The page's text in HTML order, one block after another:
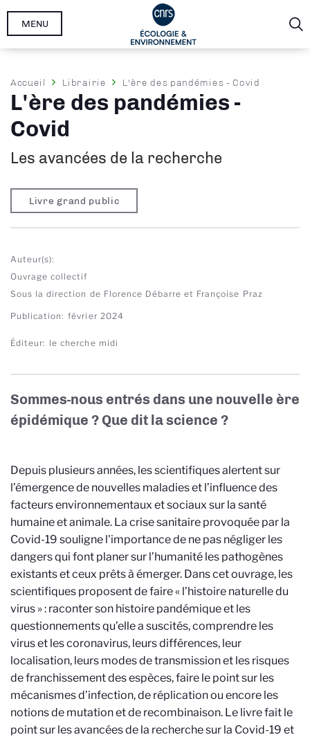
Aller
MENU
Fil
d'Ariane
Accueil Librairie L'ère des pandémies - Covid
L'ère des pandémies -
Covid
Les avancées de la recherche
Livre grand public
Auteur(s)
Ouvrage collectif
Sous la direction de Florence Débarre et Françoise Praz
Publication février 2024
Éditeur le cherche midi
Sommes-nous entrés dans une nouvelle ère
épidémique ? Que dit la science ?
Depuis plusieurs années, les scientifiques alertent sur
l’émergence de nouvelles maladies et l’influence des
facteurs environnementaux et sociaux sur la santé
humaine et animale. La crise sanitaire provoquée par la
Covid-19 souligne l'importance de ne pas négliger les
dangers qui font planer sur l’humanité les pathogènes
existants et ceux prêts à émerger. Dans cet ouvrage, les
scientifiques proposent de faire « l’histoire naturelle du
virus » : raconter son histoire pandémique et les
questionnements qu’elle a suscités, comprendre les
virus et les coronavirus, leurs différences, leur
localisation, leurs modes de transmission et les risques
de franchissement des espèces, faire le point sur les
mécanismes d’infection, de réplication ou encore les
notions de mutation et de recombinaison. Le livre fait le
point sur les avancées de la recherche sur la Covid-19 et